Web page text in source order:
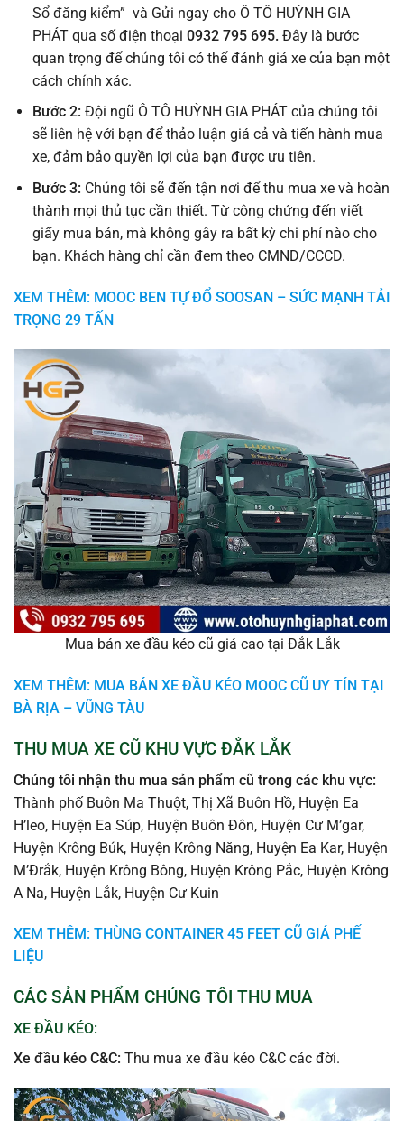
Sổ đăng kiểm” và Gửi ngay cho Ô TÔ HUỲNH GIA
PHÁT qua số điện thoại 0932 795 695. Đây là bước
quan trọng để chúng tôi có thể đánh giá xe của bạn một
cách chính xác.
Bước 2: Đội ngũ Ô TÔ HUỲNH GIA PHÁT của chúng tôi
sẽ liên hệ với bạn để thảo luận giá cả và tiến hành mua
xe, đảm bảo quyền lợi của bạn được ưu tiên.
Bước 3: Chúng tôi sẽ đến tận nơi để thu mua xe và hoàn
thành mọi thủ tục cần thiết. Từ công chứng đến viết
giấy mua bán, mà không gây ra bất kỳ chi phí nào cho
bạn. Khách hàng chỉ cần đem theo CMND/CCCD.
XEM THÊM: MOOC BEN TỰ ĐỔ SOOSAN – SỨC MẠNH TẢI
TRỌNG 29 TẤN
Mua bán xe đầu kéo cũ giá cao tại Đắk Lắk
XEM THÊM: MUA BÁN XE ĐẦU KÉO MOOC CŨ UY TÍN TẠI
BÀ RỊA – VŨNG TÀU
THU MUA XE CŨ KHU VỰC ĐẮK LẮK
Chúng tôi nhận thu mua sản phẩm cũ trong các khu vực:
Thành phố Buôn Ma Thuột, Thị Xã Buôn Hồ, Huyện Ea
H’leo, Huyện Ea Súp, Huyện Buôn Đôn, Huyện Cư M’gar,
Huyện Krông Búk, Huyện Krông Năng, Huyện Ea Kar, Huyện
M’Đrắk, Huyện Krông Bông, Huyện Krông Pắc, Huyện Krông
A Na, Huyện Lắk, Huyện Cư Kuin
XEM THÊM: THÙNG CONTAINER 45 FEET CŨ GIÁ PHẾ
LIỆU
CÁC SẢN PHẨM CHÚNG TÔI THU MUA
XE ĐẦU KÉO:
Xe đầu kéo C&C: Thu mua xe đầu kéo C&C các đời.